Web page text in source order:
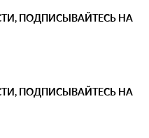
ПОДПИСЫВАЙТЕСЬ НА
ПОДПИСЫВАЙТЕСЬ НА